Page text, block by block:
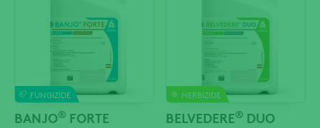
oxydativen Phosphorylierung.
Dadurch wird die
Atmungsaktivität der
FUNGIZIDE
BANJO® FORTE
HERBIZIDE
BELVEDERE® DUO